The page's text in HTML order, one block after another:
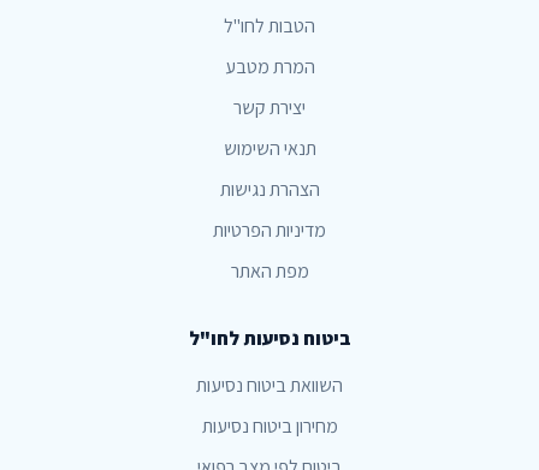
הטבות לחו"ל
המרת מטבע
יצירת קשר
תנאי השימוש
הצהרת נגישות
מדיניות הפרטיות
מפת האתר
ביטוח נסיעות לחו"ל
השוואת ביטוח נסיעות
מחירון ביטוח נסיעות